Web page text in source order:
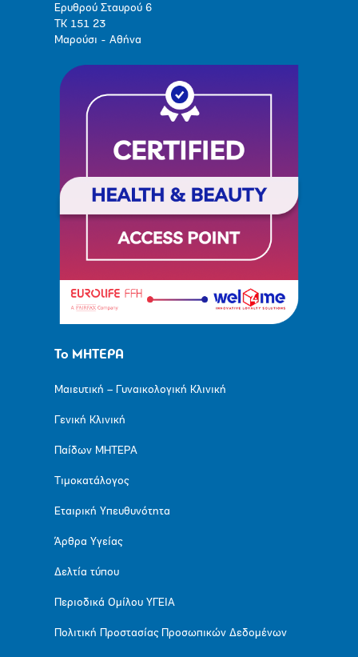
Ερυθρού Σταυρού 6
ΤΚ 151 23
Μαρούσι - Αθήνα
Το ΜΗΤΕΡΑ
Μαιευτική – Γυναικολογική Κλινική
Γενική Κλινική
Παίδων ΜΗΤΕΡΑ
Τιμοκατάλογος
Εταιρική Υπευθυνότητα
Άρθρα Υγείας
Δελτία τύπου
Περιοδικά Ομίλου ΥΓΕΙΑ
Πολιτική Προστασίας Προσωπικών Δεδομένων